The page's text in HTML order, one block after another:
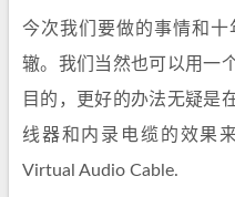
今次我们要做的事情和
辙。我们当然也可以用一
目的，更好的办法无疑是
线器和内录电缆的效果
Virtual Audio Cable.